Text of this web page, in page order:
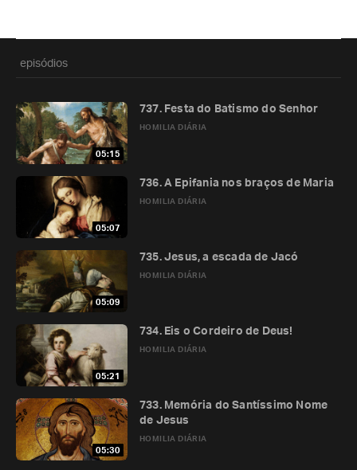
episódios
05:15
HOMILIA DIÁRIA
737. Festa do Batismo do Senhor
05:07
HOMILIA DIÁRIA
736. A Epifania nos braços de Maria
05:09
HOMILIA DIÁRIA
735. Jesus, a escada de Jacó
05:21
HOMILIA DIÁRIA
734. Eis o Cordeiro de Deus!
05:30
HOMILIA DIÁRIA
733. Memória do Santíssimo Nome
de Jesus